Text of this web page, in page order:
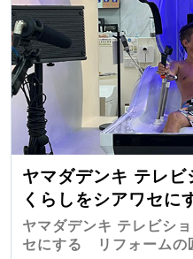
ヤマダデンキ テレビ
くらしをシアワセ
匠 第7弾
ヤマダデンキ テレビシ
セにする リフォームの